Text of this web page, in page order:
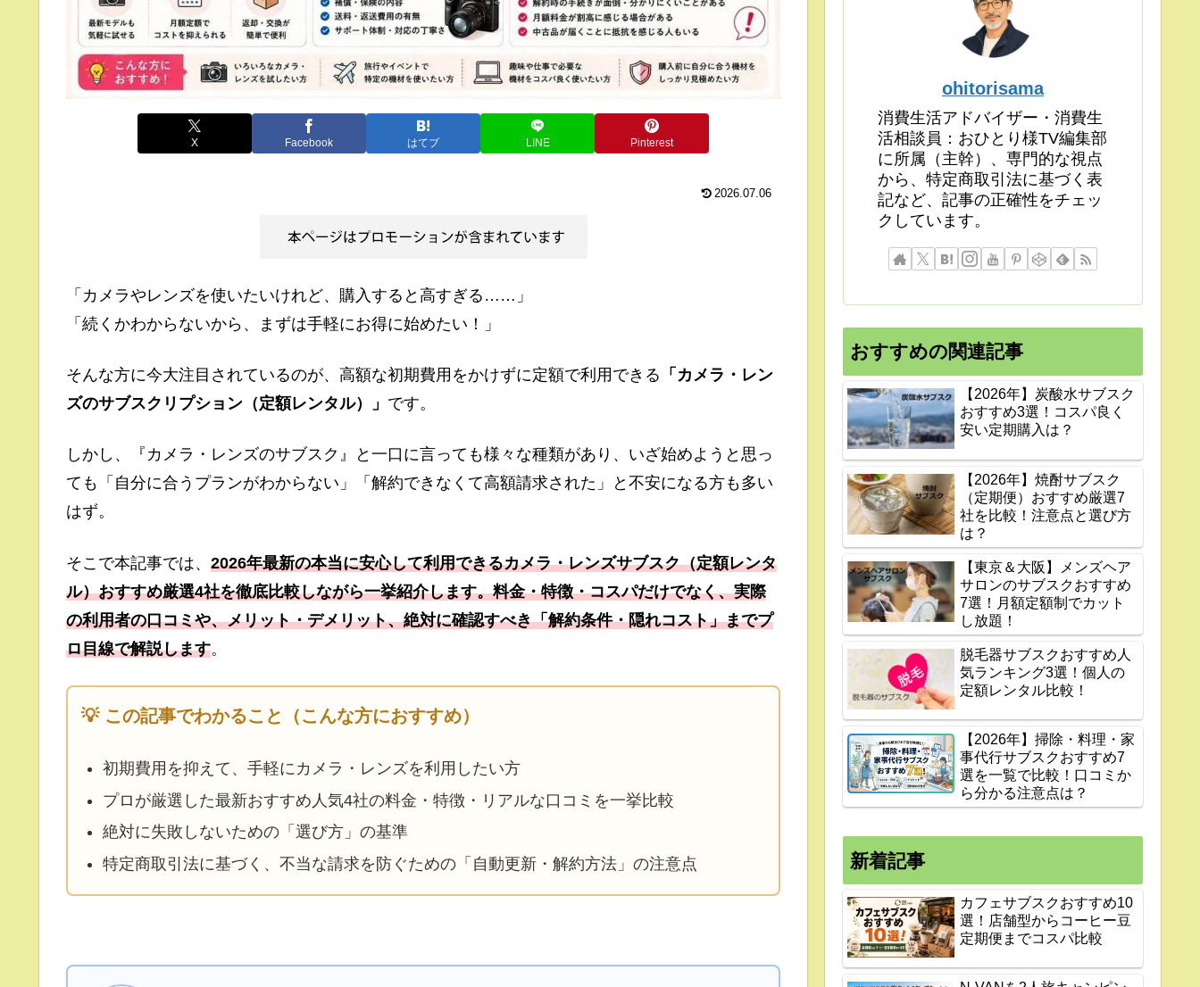
X Facebook はてブ LINE Pinterest
2026.07.06
「カメラやレンズを使いたいけれど、購入すると高すぎる……」
「続くかわからないから、まずは手軽にお得に始めたい！」
そんな方に今大注目されているのが、高額な初期費用をかけずに定額で利用できる 「カメラ・レン
ズのサブスクリプション（定額レンタル）」 です。
しかし、『カメラ・レンズのサブスク』と一口に言っても様々な種類があり、いざ始めようと思っ
ても「自分に合うプランがわからない」「解約できなくて高額請求された」と不安になる方も多い
はず。
そこで本記事では、 2026年最新の本当に安心して利用できるカメラ・レンズサブスク（定額レンタ
ル）おすすめ厳選4社を徹底比較しながら一挙紹介します。料金・特徴・コスパだけでなく、実際
の利用者の口コミや、メリット・デメリット、絶対に確認すべき「解約条件・隠れコスト」までプ
ロ目線で解説します。
💡 この記事でわかること（こんな方におすすめ）
初期費用を抑えて、手軽にカメラ・レンズを利用したい方
プロが厳選した最新おすすめ人気4社の料金・特徴・リアルな口コミを一挙比較
絶対に失敗しないための「選び方」の基準
特定商取引法に基づく、不当な請求を防ぐための「自動更新・解約方法」の注意点
ohitorisama
消費生活アドバイザー・消費生
活相談員：おひとり様TV編集部
に所属（主幹）、専門的な視点
から、特定商取引法に基づく表
記など、記事の正確性をチェッ
クしています。
おすすめの関連記事
【2026年】炭酸水サブスク
おすすめ3選！コスパ良く
安い定期購入は？
【2026年】焼酎サブスク
（定期便）おすすめ厳選7
社を比較！注意点と選び方
は？
【東京＆大阪】メンズヘア
サロンのサブスクおすすめ
7選！月額定額制でカット
し放題！
脱毛器サブスクおすすめ人
気ランキング3選！個人の
定額レンタル比較！
【2026年】掃除・料理・家
事代行サブスクおすすめ7
選を一覧で比較！口コミか
ら分かる注意点は？
新着記事
カフェサブスクおすすめ10
選！店舗型からコーヒー豆
定期便までコスパ比較